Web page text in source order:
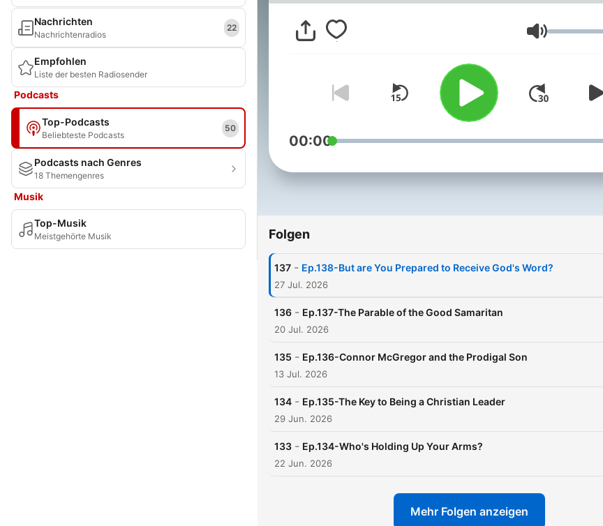
Nachrichten
Nachrichtenradios
22
Empfohlen
Liste der besten Radiosender
Podcasts
Top-Podcasts
Beliebteste Podcasts
50
Podcasts nach Genres
18 Themengenres
Musik
Top-Musik
Meistgehörte Musik
Lautstärke
00:00
Folgen
137 - Ep.138-But are You Prepared to Receive God's Word?
27 Jul. 2026
136 - Ep.137-The Parable of the Good Samaritan
20 Jul. 2026
135 - Ep.136-Connor McGregor and the Prodigal Son
13 Jul. 2026
134 - Ep.135-The Key to Being a Christian Leader
29 Jun. 2026
133 - Ep.134-Who's Holding Up Your Arms?
22 Jun. 2026
Mehr Folgen anzeigen